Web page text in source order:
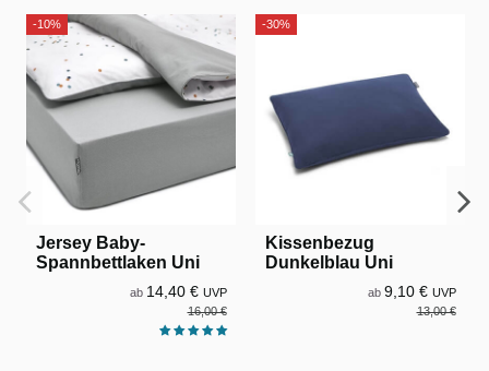
-10%
Jersey Baby-
Spannbettlaken Uni
ab 14,40 € UVP
16,00 €
-30%
Kissenbezug
Dunkelblau Uni
ab 9,10 € UVP
13,00 €